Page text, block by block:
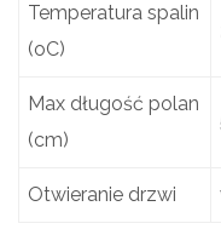
Temperatura spalin
(oC)
Max długość polan
(cm)
Otwieranie drzwi